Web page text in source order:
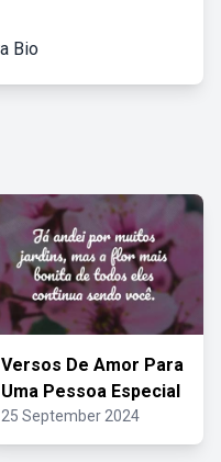
Bio
Versos De Amor Para
Uma Pessoa Especial
25 September 2024